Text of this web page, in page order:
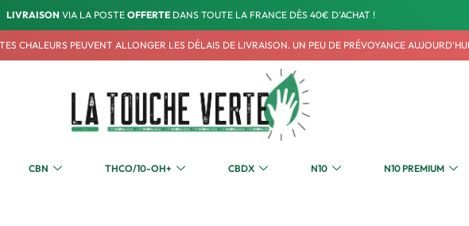
LIVRAISON VIA LA POSTE OFFERTE DANS TOUTE LA FRANCE DÈS 40€ D'ACHAT !
CHALEURS PEUVENT ALLONGER LES DÉLAIS DE LIVRAISON. UN PEU DE PRÉVOYANCE
CBN THCO/10-OH+ CBDX N10 N10 PREMIUM